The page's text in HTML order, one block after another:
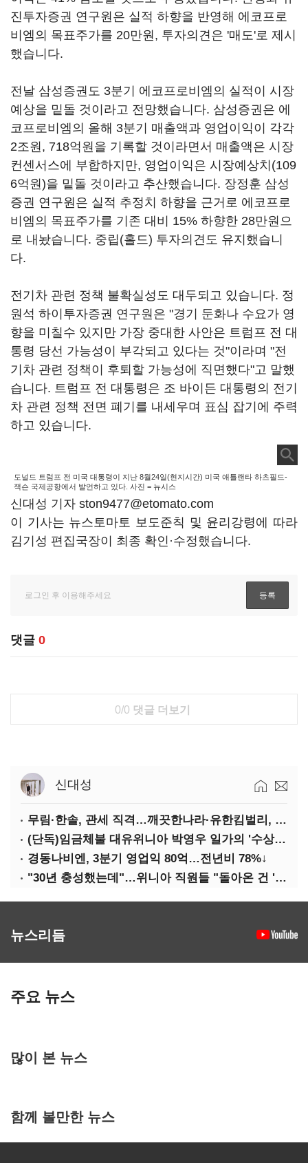
진투자증권 연구원은 실적 하향을 반영해 에코프로
비엠의 목표주가를 20만원, 투자의견은 '매도'로 제시
했습니다.
전날 삼성증권도 3분기 에코프로비엠의 실적이 시장
예상을 밑돌 것이라고 전망했습니다. 삼성증권은 에
코프로비엠의 올해 3분기 매출액과 영업이익이 각각
2조원, 718억원을 기록할 것이라면서 매출액은 시장
컨센서스에 부합하지만, 영업이익은 시장예상치(109
6억원)을 밑돌 것이라고 추산했습니다. 장정훈 삼성
증권 연구원은 실적 추정치 하향을 근거로 에코프로
비엠의 목표주가를 기존 대비 15% 하향한 28만원으
로 내놨습니다. 중립(홀드) 투자의견도 유지했습니
다.
전기차 관련 정책 불확실성도 대두되고 있습니다. 정
원석 하이투자증권 연구원은 "경기 둔화나 수요가 영
향을 미칠수 있지만 가장 중대한 사안은 트럼프 전 대
통령 당선 가능성이 부각되고 있다는 것"이라며 "전
기차 관련 정책이 후퇴할 가능성에 직면했다"고 말했
습니다. 트럼프 전 대통령은 조 바이든 대통령의 전기
차 관련 정책 전면 폐기를 내세우며 표심 잡기에 주력
하고 있습니다.
도널드 트럼프 전 미국 대통령이 지난 8월24일(현지시간) 미국 애틀랜타 하츠필드-
잭슨 국제공항에서 발언하고 있다. 사진 = 뉴시스
신대성 기자 ston9477@etomato.com
이 기사는 뉴스토마토 보도준칙 및 윤리강령에 따라
김기성 편집국장이 최종 확인·수정했습니다.
댓글 0
0/0 댓글 더보기
신대성
무림·한솔, 관세 직격…깨끗한나라·유한킴벌리, 수익성 악화
(단독)임금체불 대유위니아 박영우 일가의 '수상한 별장'
경동나비엔, 3분기 영업익 80억…전년비 78%↓
"30년 충성했는데"…위니아 직원들 "돌아온 건 '배신'"
뉴스리듬
주요 뉴스
많이 본 뉴스
함께 볼만한 뉴스